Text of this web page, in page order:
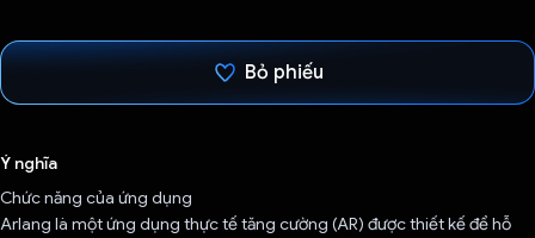
Bỏ phiếu
Ý nghĩa
Chức năng của ứng dụng
Arlang là một ứng dụng thực tế tăng cường (AR) được thiết kế để hỗ